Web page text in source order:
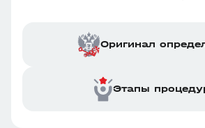
Оригинал
Этапы